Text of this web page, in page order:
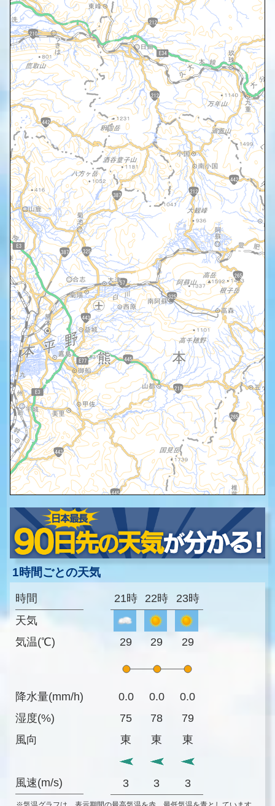
1時間ごとの天気
時間
天気
気温(℃)
降水量(mm/h)
湿度(%)
風向
風速(m/s)
21時 22時 23時
29 29 29
0.0 0.0
0.0
75
78
79
東
東 東
3 3 3